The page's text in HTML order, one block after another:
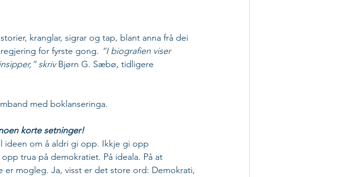
kranglar, sigrar og tap, blant anna frå dei
for fyrste gong. “I biografien viser
skriv Bjørn G. Sæbø, tidligere
med boklanseringa.
korte setninger!
ideen om å aldri gi opp. Ikkje gi opp
trua på demokratiet. På ideala. På at
er mogleg. Ja, visst er det store ord: Demokrati,